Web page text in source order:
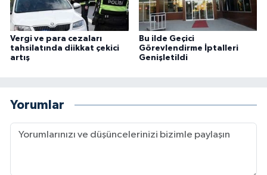
Vergi ve para cezaları
tahsilatında diikkat çekici
artış
Bu ilde Geçici
Görevlendirme İptalleri
Genişletildi
Yorumlar